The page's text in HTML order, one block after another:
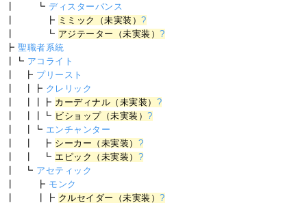
┃ ┗ディスターバンス
┃ ┣ ミミック（未実装）?
┃ ┗ アジテーター（未実装）?
┣聖職者系統
┃┗ アコライト
┃ ┣ プリースト
┃ ┃┣ クレリック
┃ ┃┃┣ カーディナル（未実装） ?
┃ ┃┃┗ ビショップ（未実装）?
┃ ┃┗ エンチャンター
┃ ┃ ┣ シーカー（未実装） ?
┃ ┃ ┗ エピック（未実装） ?
┃ ┗ アセティック
┃ ┣ モンク
┃ ┃┣ クルセイダー（未実装）?